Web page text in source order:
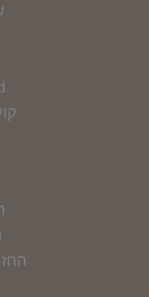
מדידת קוטר
בס"מ, תוכלי